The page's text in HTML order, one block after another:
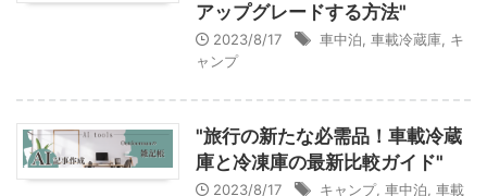
アップグレードする方法"
2023/8/17 車中泊 車載冷蔵庫 キ
ャンプ
"旅行の新たな必需品！車載冷蔵
庫と冷凍庫の最新比較ガイド"
2023/8/17 キャンプ, 車中泊 車載